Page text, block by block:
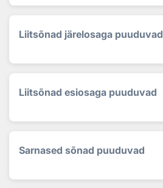
Liitsõnad järelosaga puuduvad
Liitsõnad esiosaga puuduvad
Sarnased sõnad puuduvad